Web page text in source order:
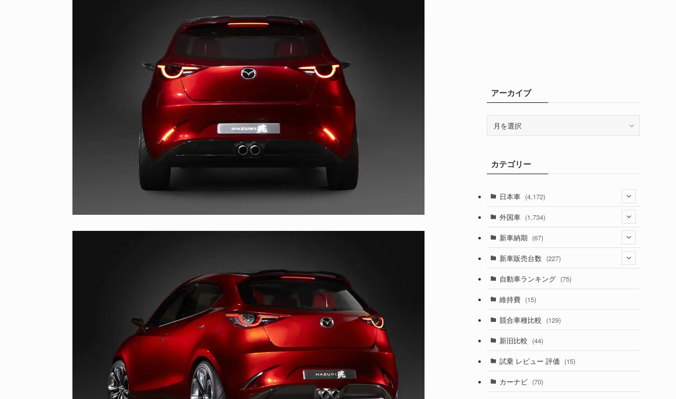
アーカイブ
ブカテゴリー
日本車 (4,172)
(1,321)
(329)
(525)
(357)
(328)
(194)
(230)
(253)
外国車 (1,734)
(188)
(242)
(85)
(84)
(14)
(222)
(50)
(58)
新車納期 (67)
(28)
(8)
(3)
(3)
(5)
(1)
新車販売台数 (227)
(21)
(5)
(7)
(5)
自動車ランキング (75)
維持費 (15)
競合車種比較 (129)
新旧比較 (44)
試乗 レビュー 評価 (15)
カーナビ (70)